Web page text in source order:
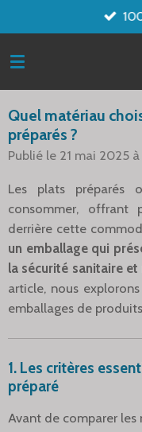
au
contenu
Quel matériau
préparés ?
Publié le 21 mai 2025 à
Les plats préparés
consommer,
derrière cette
un emballage qui
la sécurité sanitaire
article, nous
emballages de
1. Les critères
préparé
Avant de comparer les